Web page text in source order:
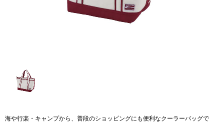
海や行楽・キャンプから、普段のショッピングにも便利なクーラーバッグで